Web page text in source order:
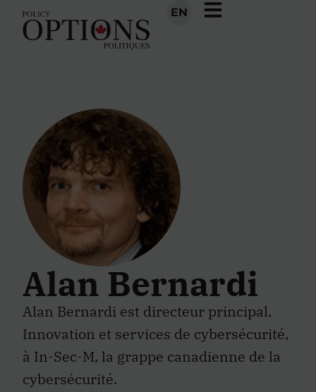
EN
Alan Bernardi
Alan Bernardi est directeur principal,
Innovation et services de cybersécurité,
à In-Sec-M, la grappe canadienne de la
cybersécurité.